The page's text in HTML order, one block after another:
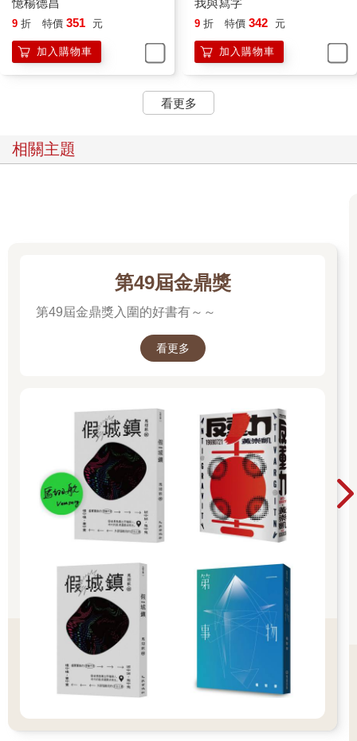
公路貫穿的那條幹道。
為了多看一眼或多沾一絲這鎮的風致，常特意在此加點汽油，既
要加油，索性找一個老派的油站，一邊自老型的油泵中注油，一
邊和老闆寒暄兩句，順便問出哪家小館可以一試之類的情報。一
兩分鐘的閒話往往得到珍貴驚喜。他說這裡沒啥特別，但向前十
stone’s throw"，他的用字），有最好的南瓜派……街尾那家老藥
房有最好的奶昔，我小時每次吃完，整個星期都在企盼週末快快
記憶中的童年總是溢美些的。
我繼續驅車前行，當晚「下榻」在一百多里外另一中型城鎮裡的
說什麼「小時候我……」即使不甚久遠，他也歎說得遙天遠地。
或許美國真是太大了，任何物事、任何情境都像是隔得太遠。
當無窮無盡的公路馳行後，偶爾心血來潮扭開收音機，想隨意收
取一些聲音。幾個似曾相識的音符流灑出來，聽著聽著，刹那
間，我整個人懾迷住了，這曲子是Sleep walk，一九五九年Santo
& Johnny的吉他演奏曲。我幾乎是渴盼它被播放出來一樣的聆聽
它，如癡如醉。我曾多麼熟悉它，然有二十年不曾聽到了，這短
短的兩三分鐘我享受我和它多年後之重逢。
這些音符集合而成的意義，變成我所經驗過的歷史的片斷，令我
竟不能去忽略似的。
而這些片斷歷史，卻是要在孤靜封閉的荒遠行旅中悄悄溢出，讓
你毫無戒備的全身全心的接收，方使你整個人為之擊垮。於是，
這是公路。我似在追尋全然未知的遙遠，卻又不可測的觸摸原有
的左近熟悉。
憶楊德昌
9 折 特價 351 元
加入購物車
我與寫字
9 折 特價 342 元
加入購物車
看更多
相關主題
第49屆金鼎獎
第49屆金鼎獎入圍的好書有～～
看更多